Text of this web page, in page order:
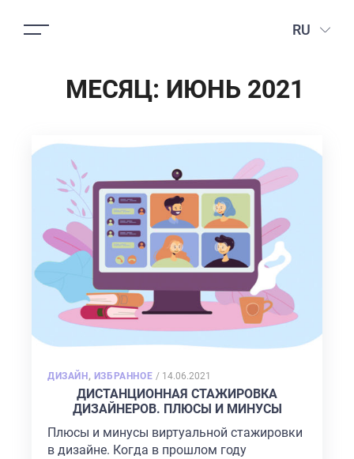
RU
МЕСЯЦ: ИЮНЬ 2021
ДИЗАЙН , ИЗБРАННОЕ / POSTED
ON
14.06.2021
ДИСТАНЦИОННАЯ СТАЖИРОВКА
ДИЗАЙНЕРОВ. ПЛЮСЫ И МИНУСЫ
Плюсы и минусы виртуальной стажировки
в дизайне. Когда в прошлом году